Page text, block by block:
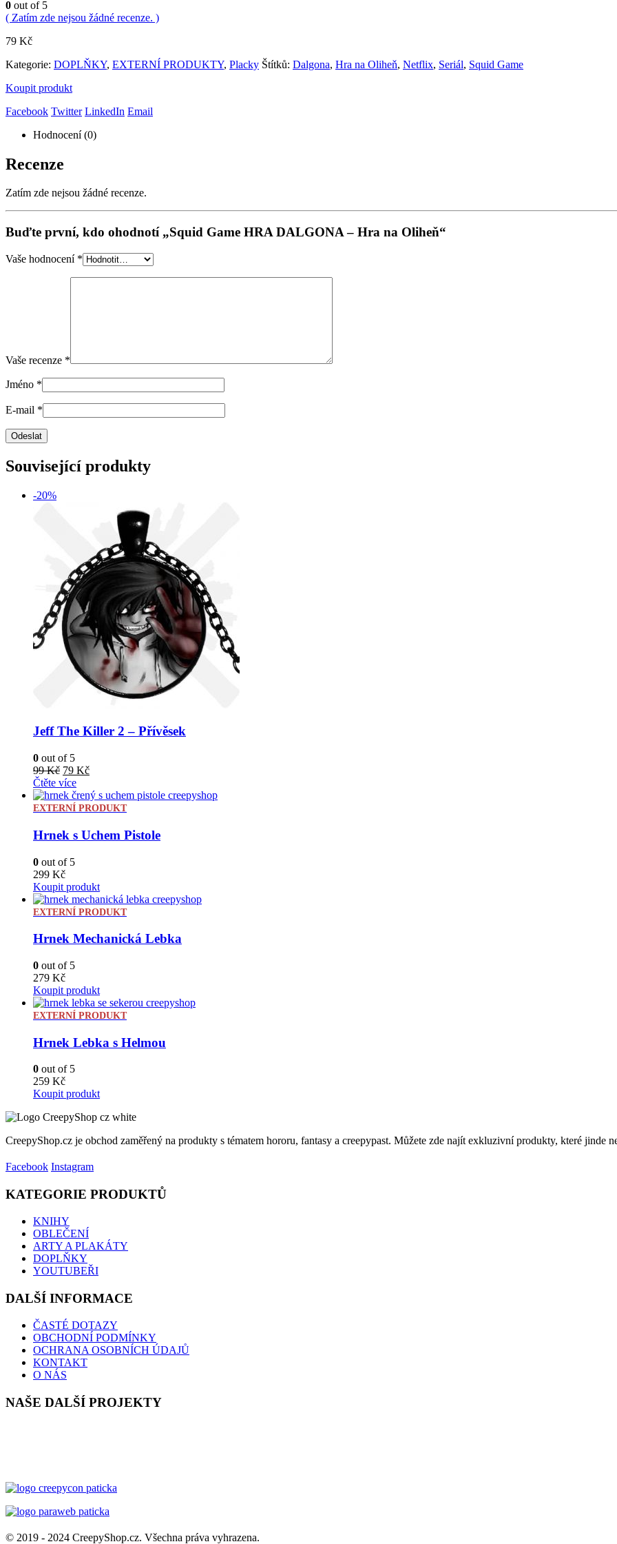
0 out of 5
( Zatím zde nejsou žádné recenze. )
79 Kč
Kategorie: DOPLŇKY, EXTERNÍ PRODUKTY, Placky Štítků: Dalgona, Hra na Oliheň, Netflix, Seriál, Squid Game
Koupit produkt
Facebook Twitter LinkedIn Email
Hodnocení (0)
Recenze
Zatím zde nejsou žádné recenze.
Buďte první, kdo ohodnotí „Squid Game HRA DALGONA – Hra na Oliheň“
Vaše hodnocení *
Vaše recenze *
Jméno *
E-mail *
Související produkty
-20%
Jeff The Killer 2 – Přívěsek
0 out of 5
99Kč Původní
cena
byla:
99 Kč.
79 KčAktuální
je:
79 Kč.
Čtěte více
EXTERNÍ PRODUKT
Hrnek s Uchem Pistole
0 out of 5
299 Kč
Koupit produkt
EXTERNÍ PRODUKT
Hrnek Mechanická Lebka
0 out of 5
279 Kč
Koupit produkt
EXTERNÍ PRODUKT
Hrnek Lebka s Helmou
0 out of 5
259 Kč
Koupit produkt
CreepyShop.cz je obchod zaměřený na produkty s tématem hororu, fantasy a creepypast. Můžete zde najít exkluzivní produkty, které jinde
Facebook Instagram
KATEGORIE PRODUKTŮ
KNIHY
OBLEČENÍ
ARTY A PLAKÁTY
DOPLŇKY
YOUTUBEŘI
DALŠÍ INFORMACE
ČASTÉ DOTAZY
OBCHODNÍ PODMÍNKY
OCHRANA OSOBNÍCH ÚDAJŮ
KONTAKT
O NÁS
NAŠE DALŠÍ PROJEKTY
© 2019 - 2024 CreepyShop.cz. Všechna práva vyhrazena.